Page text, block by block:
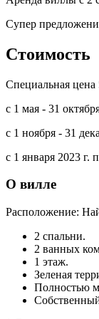
Супер
Стоимость
Специальная цена
с 1 мая - 31
с 1 ноября - 31
с 1 января 2023 г.
О вилле
Расположение:
2 спальни.
2 ванных
1 этаж.
Зеленая
Полностью